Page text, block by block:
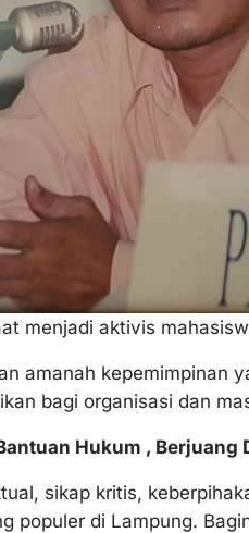
menjadi aktivis
amanah
bagi organisasi dan
Hukum , Berjuang
sikap kritis,
populer di Lampung.